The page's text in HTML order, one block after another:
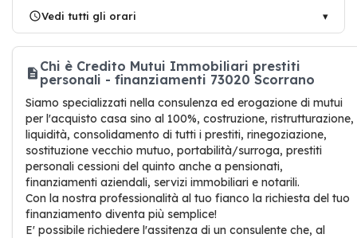
Vedi tutti gli orari
Chi è Credito Mutui Immobiliari prestiti
personali - finanziamenti 73020 Scorrano
Siamo specializzati nella consulenza ed erogazione di mutui
per l'acquisto casa sino al 100%, costruzione, ristrutturazione,
liquidità, consolidamento di tutti i prestiti, rinegoziazione,
sostituzione vecchio mutuo, portabilità/surroga, prestiti
personali cessioni del quinto anche a pensionati,
finanziamenti aziendali, servizi immobiliari e notarili.
Con la nostra professionalità al tuo fianco la richiesta del tuo
finanziamento diventa più semplice!
E' possibile richiedere l'assitenza di un consulente che, al